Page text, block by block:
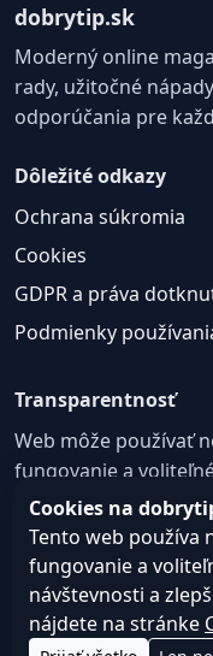
dobrytip.sk
Moderný online
rady, užitočné
odporúčania pre
Dôležité odkazy
Ochrana súkromia
Cookies
GDPR a práva
Podmienky
Transparentnosť
Web môže používať
fungovanie a
zlepšovanie obsahu
Nastavenie cookies
©
Cookies na
Tento web používa
fungovanie a
návštevnosti a
nájdete na stránke